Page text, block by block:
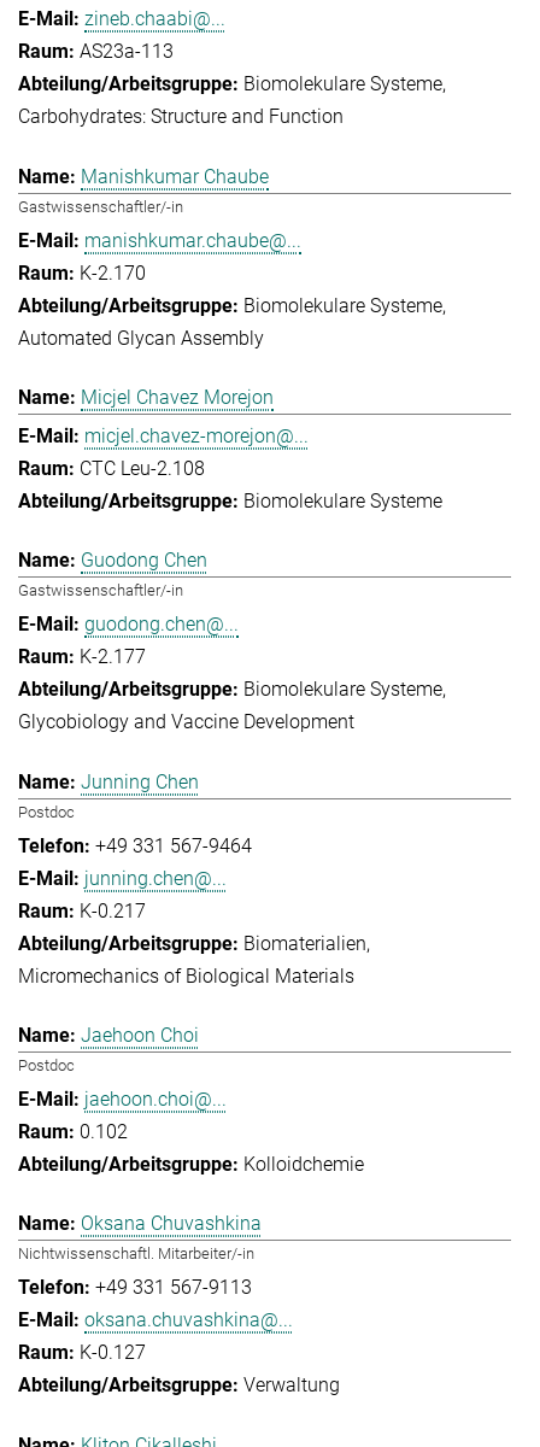
zineb.chaabi@...
AS23a-113
Biomolekulare Systeme
Carbohydrates: Structure and Function
Manishkumar Chaube
Gastwissenschaftler/-in
manishkumar.chaube@...
K-2.170
Biomolekulare Systeme
Automated Glycan Assembly
Micjel Chavez Morejon
micjel.chavez-morejon@...
CTC Leu-2.108
Biomolekulare Systeme
Guodong Chen
Gastwissenschaftler/-in
guodong.chen@...
K-2.177
Biomolekulare Systeme
Glycobiology and Vaccine Development
Junning Chen
Postdoc
+49 331 567-9464
junning.chen@...
K-0.217
Biomaterialien
Micromechanics of Biological Materials
Jaehoon Choi
Postdoc
jaehoon.choi@...
0.102
Kolloidchemie
Oksana Chuvashkina
Nichtwissenschaftl. Mitarbeiter/-in
+49 331 567-9113
oksana.chuvashkina@...
K-0.127
Verwaltung